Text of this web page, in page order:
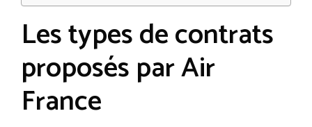
Les types de contrats
proposés par Air
France